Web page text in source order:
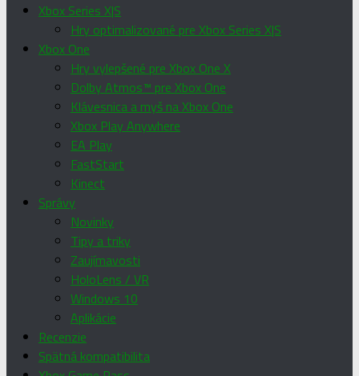
Xbox Series X|S
Hry optimalizované pre Xbox Series X|S
Xbox One
Hry vylepšené pre Xbox One X
Dolby Atmos™ pre Xbox One
Klávesnica a myš na Xbox One
Xbox Play Anywhere
EA Play
FastStart
Kinect
Správy
Novinky
Tipy a triky
Zaujímavosti
HoloLens / VR
Windows 10
Aplikácie
Recenzie
Spätná kompatibilita